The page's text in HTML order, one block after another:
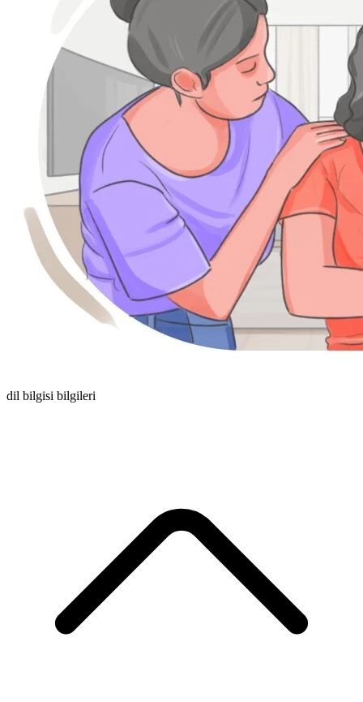
dil bilgisi bilgileri